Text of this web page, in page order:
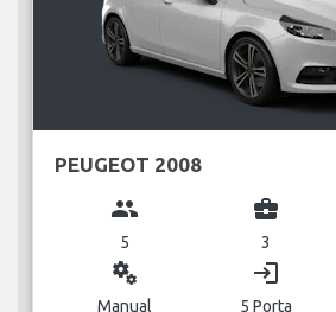
PEUGEOT 2008
group
5
business_center
3
miscellaneous_services
Manual
login
5 Porta